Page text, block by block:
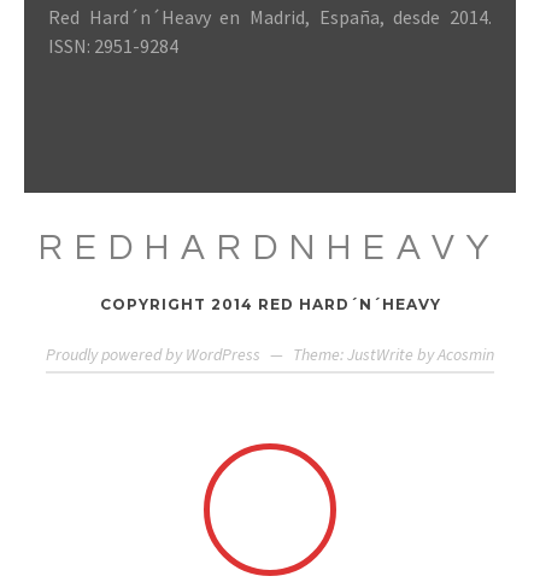
Red Hard´n´Heavy en Madrid, España, desde 2014.
ISSN: 2951-9284
REDHARDNHEAVY
COPYRIGHT 2014 RED HARD´N´HEAVY
Proudly powered by WordPress — Theme: JustWrite byAcosmin